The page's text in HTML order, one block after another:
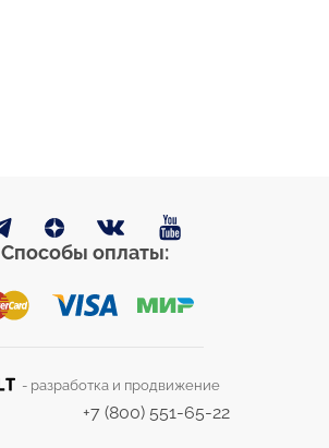
Способы оплаты:
- разработка и продвижение
+7 (800) 551-65-22